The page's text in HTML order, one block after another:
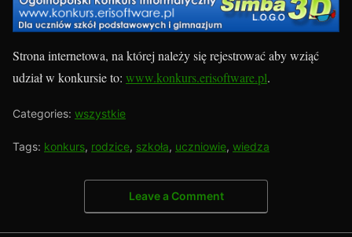
Strona internetowa, na której należy się rejestrować aby wziąć
udział w konkursie to: www.konkurs.erisoftware.pl.
Categories: wszystkie
Tags: konkurs, rodzice, szkoła, uczniowie, wiedza
Leave a Comment